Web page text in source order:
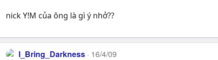
nick Y!M của ông là gì ý nhở??
I_Bring_Darkness 16/4/09